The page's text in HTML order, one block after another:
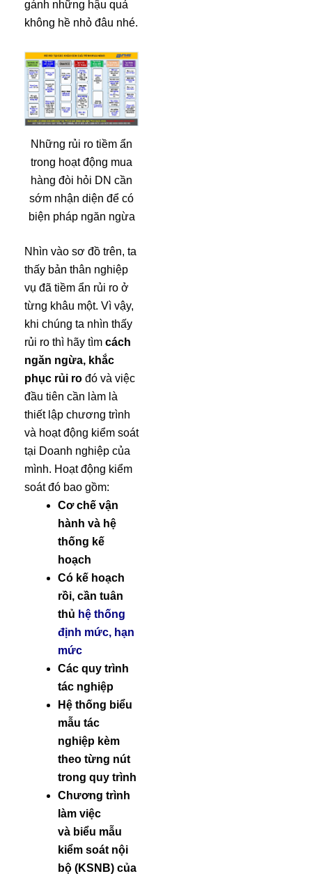
gánh những hậu quả
không hề nhỏ đâu nhé.
Những rủi ro tiềm ẩn
trong hoạt động mua
hàng đòi hỏi DN cần
sớm nhận diện để có
biện pháp ngăn ngừa
Nhìn vào sơ đồ trên, ta
thấy bản thân nghiệp
vụ đã tiềm ẩn rủi ro ở
từng khâu một. Vì vậy,
khi chúng ta nhìn thấy
rủi ro thì hãy tìm cách
ngăn ngừa, khắc
phục rủi ro đó và việc
đầu tiên cần làm là
thiết lập chương trình
và hoạt động kiểm soát
tại Doanh nghiệp của
mình. Hoạt động kiểm
soát đó bao gồm:
Cơ chế vận
hành và hệ
thống kế
hoạch
Có kế hoạch
rồi, cần tuân
thủ hệ thống
định mức, hạn
mức
Các quy trình
tác nghiệp
Hệ thống biểu
mẫu tác
nghiệp kèm
theo từng nút
trong quy trình
Chương trình
làm việc
và biểu mẫu
kiểm soát nội
bộ (KSNB) của